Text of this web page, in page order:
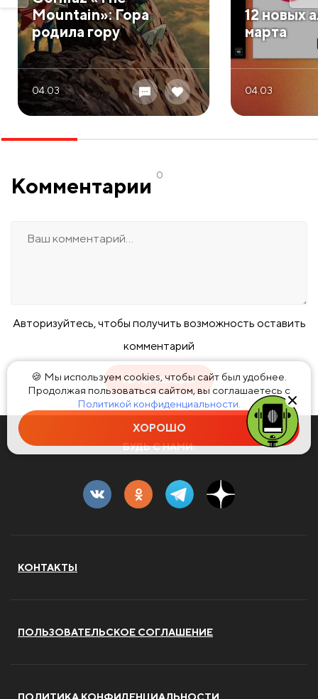
Mountain»: Гора
родила гору
04.03
​12 новых
марта
04.03
Комментарии 0
Авторизуйтесь, чтобы получить возможность оставить
комментарий
АВТОРИЗАЦИЯ
БУДЬ С НАМИ:
КОНТАКТЫ
ПОЛЬЗОВАТЕЛЬСКОЕ СОГЛАШЕНИЕ
🍪 Мы используем cookies, чтобы сайт был удобнее.
Продолжая пользоваться сайтом, вы соглашаетесь с
Политикой конфиденциальности.
ХОРОШО